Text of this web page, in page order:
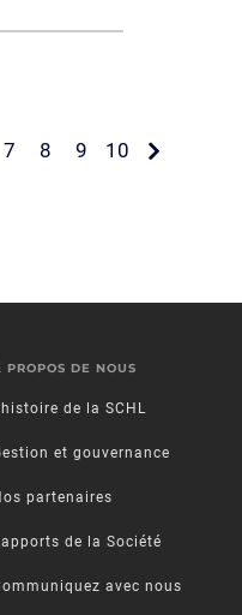
7 8 9 10
PROPOS DE NOUS
de la SCHL
et gouvernance
partenaires
de la Société
avec nous